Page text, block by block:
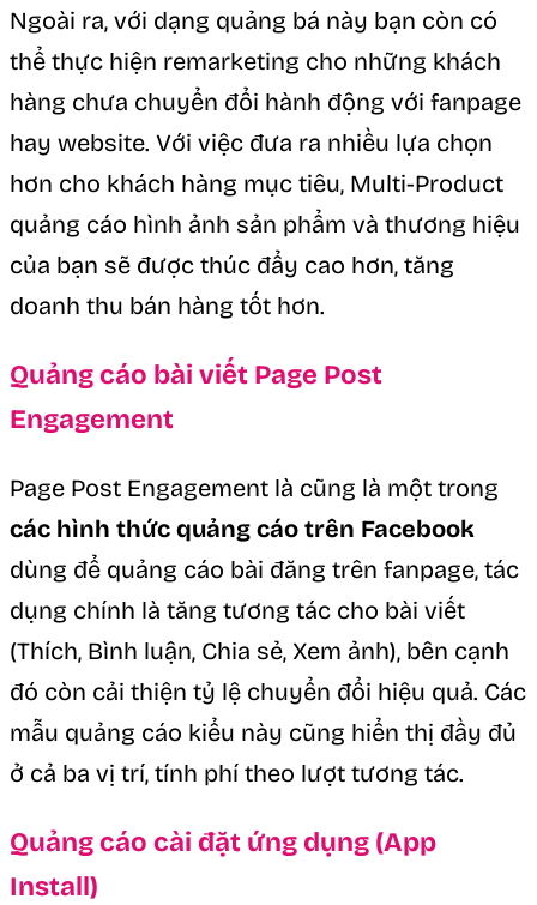
Ngoài ra, với dạng quảng bá này bạn còn có
thể thực hiện remarketing cho những khách
hàng chưa chuyển đổi hành động với fanpage
hay website. Với việc đưa ra nhiều lựa chọn
hơn cho khách hàng mục tiêu, Multi-Product
quảng cáo hình ảnh sản phẩm và thương hiệu
của bạn sẽ được thúc đẩy cao hơn, tăng
doanh thu bán hàng tốt hơn.
Quảng cáo bài viết Page Post
Engagement
Page Post Engagement là cũng là một trong
các hình thức quảng cáo trên Facebook
dùng để quảng cáo bài đăng trên fanpage, tác
dụng chính là tăng tương tác cho bài viết
(Thích, Bình luận, Chia sẻ, Xem ảnh), bên cạnh
đó còn cải thiện tỷ lệ chuyển đổi hiệu quả. Các
mẫu quảng cáo kiểu này cũng hiển thị đầy đủ
ở cả ba vị trí, tính phí theo lượt tương tác.
Quảng cáo cài đặt ứng dụng (App
Install)